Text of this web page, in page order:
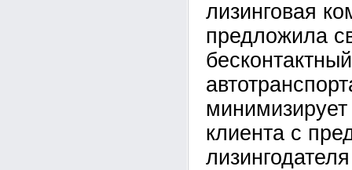
лизинговая
предложила
клиента с